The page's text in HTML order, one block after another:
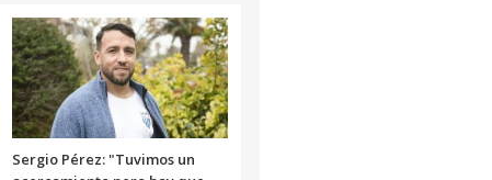
Sergio Pérez: "Tuvimos un